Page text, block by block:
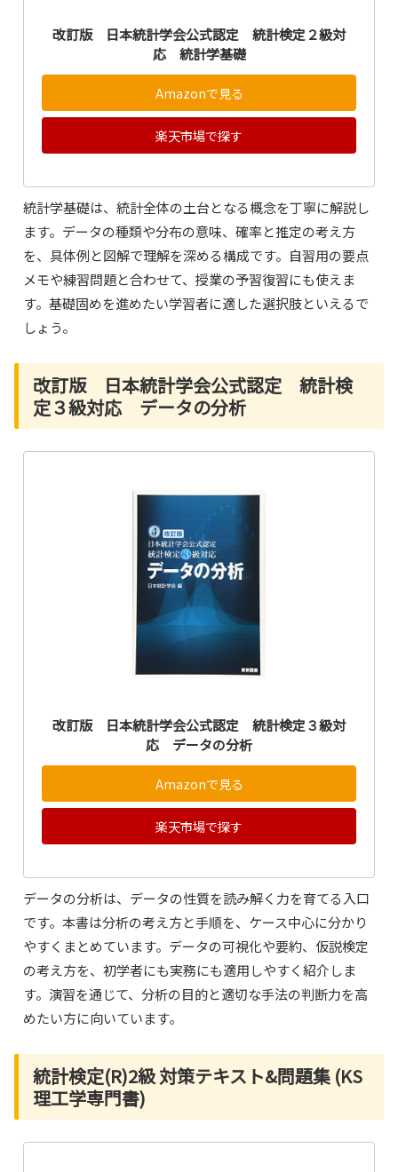
改訂版 日本統計学会公式認定 統計検定２級対
応 統計学基礎
Amazonで見る
楽天市場で探す
統計学基礎は、統計全体の土台となる概念を丁寧に解説し
ます。データの種類や分布の意味、確率と推定の考え方
を、具体例と図解で理解を深める構成です。自習用の要点
メモや練習問題と合わせて、授業の予習復習にも使えま
す。基礎固めを進めたい学習者に適した選択肢といえるで
しょう。
改訂版 日本統計学会公式認定 統計検
定３級対応 データの分析
改訂版 日本統計学会公式認定 統計検定３級対
応 データの分析
Amazonで見る
楽天市場で探す
データの分析は、データの性質を読み解く力を育てる入口
です。本書は分析の考え方と手順を、ケース中心に分かり
やすくまとめています。データの可視化や要約、仮説検定
の考え方を、初学者にも実務にも適用しやすく紹介しま
す。演習を通じて、分析の目的と適切な手法の判断力を高
めたい方に向いています。
統計検定(R)2級 対策テキスト&問題集 (KS
理工学専門書)